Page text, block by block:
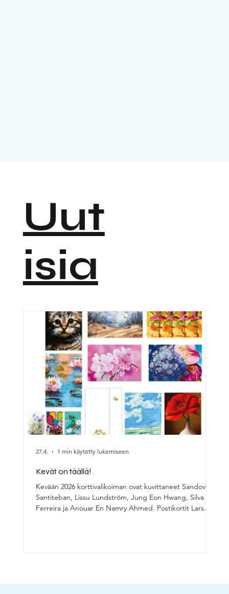
Kevät on täällä!
Kevään 2026 korttivalikoiman ovat kuvittaneet Sandoval
Santiteban, Lissu Lundström, Jung Eon Hwang, Silva
Ferreira ja Anouar En Namry Ahmed. Postikortit Lars
27.4. 1 min käytetty lukemiseen
Uut
isia